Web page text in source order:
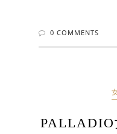
0 COMMENTS
PALLADIO